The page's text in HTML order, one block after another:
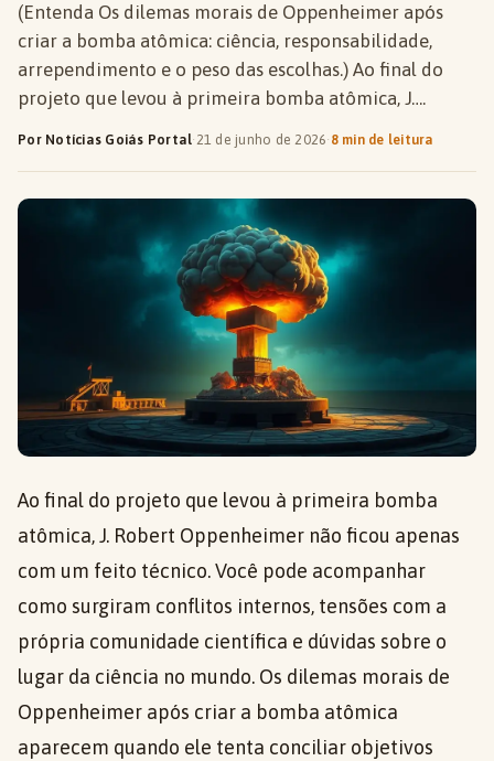
(Entenda Os dilemas morais de Oppenheimer após
criar a bomba atômica: ciência, responsabilidade,
arrependimento e o peso das escolhas.) Ao final do
projeto que levou à primeira bomba atômica, J….
Por Notícias Goiás Portal·21 de junho de 2026· 8 min de leitura
Ao final do projeto que levou à primeira bomba
atômica, J. Robert Oppenheimer não ficou apenas
com um feito técnico. Você pode acompanhar
como surgiram conflitos internos, tensões com a
própria comunidade científica e dúvidas sobre o
lugar da ciência no mundo. Os dilemas morais de
Oppenheimer após criar a bomba atômica
aparecem quando ele tenta conciliar objetivos